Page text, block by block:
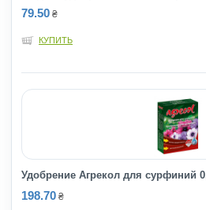
79.50 ₴
КУПИТЬ
Удобрение Агрекол для сурфиний
198.70 ₴